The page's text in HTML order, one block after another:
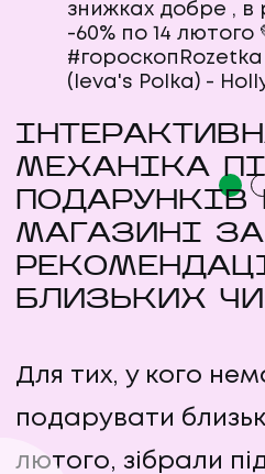
знижках добре , в
-60% по 14 лютого
#гороскопRozetka
(Ieva's Polka) -
МЕХАНІКА
ПОДАРУНКІВ
МАГАЗИНІ ЗА
БЛИЗЬКИХ
Для тих, у кого
подарувати
лютого, зібрали